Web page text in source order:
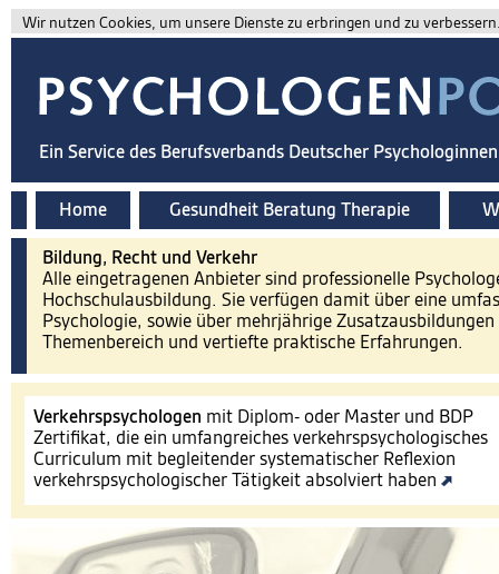
Wir nutzen Cookies, um unsere Dienste zu erbringen und zu
Ein Service des Berufsverbands Deutscher
Home Gesundheit Beratung Therapie
Bildung, Recht und Verkehr
Alle eingetragenen Anbieter sind professionelle
Hochschulausbildung. Sie verfügen damit über eine
Psychologie, sowie über mehrjährige
Themenbereich und vertiefte praktische Erfahrungen.
Verkehrspsychologen mit Diplom- oder Master und BDP
Zertifikat, die ein umfangreiches verkehrspsychologisches
Curriculum mit begleitender systematischer Reflexion
verkehrspsychologischer Tätigkeit absolviert haben